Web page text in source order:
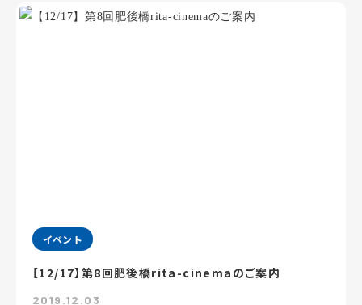
イベント
【12/17】第8回肥後橋rita-cinemaのご案内
2019.12.03